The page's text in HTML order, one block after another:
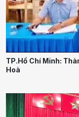
TP.Hồ Chí Minh:
Hoà